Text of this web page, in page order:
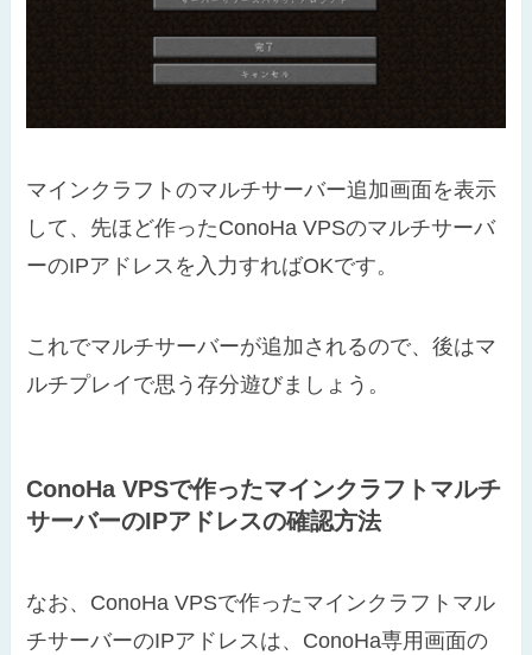
マインクラフトのマルチサーバー追加画面を表示
して、先ほど作ったConoHa VPSのマルチサーバ
ーのIPアドレスを入力すればOKです。
これでマルチサーバーが追加されるので、後はマ
ルチプレイで思う存分遊びましょう。
ConoHa VPSで作ったマインクラフトマルチ
サーバーのIPアドレスの確認方法
なお、ConoHa VPSで作ったマインクラフトマル
チサーバーのIPアドレスは、ConoHa専用画面の